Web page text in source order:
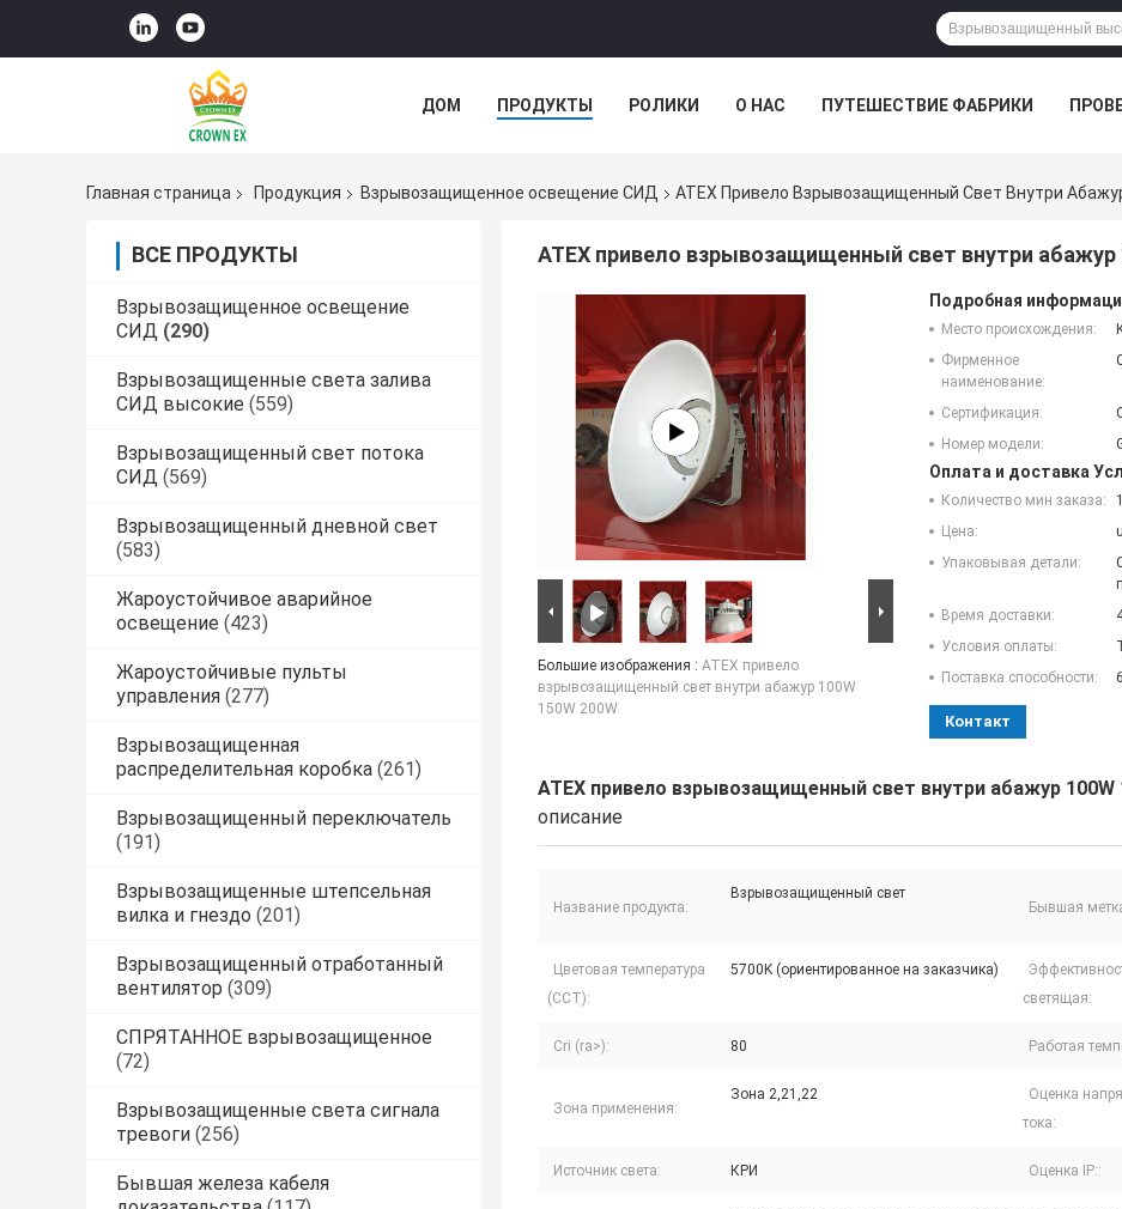
ДОМ ПРОДУКТЫ РОЛИКИ О НАС ПУТЕШЕСТВИЕ ФАБРИКИ
Главная страница
Продукция Взрывозащищенное освещение СИД ATEX Привело Взрывозащищенный Свет Внутри
ВСЕ ПРОДУКТЫ
Взрывозащищенное освещение
СИД (290)
Взрывозащищенные света залива
СИД высокие (559)
Взрывозащищенный свет потока
СИД (569)
Взрывозащищенный дневной свет
(583)
Жароустойчивое аварийное
освещение (423)
Жароустойчивые пульты
управления (277)
Взрывозащищенная
распределительная коробка (261)
Взрывозащищенный переключатель
(191)
Взрывозащищенные штепсельная
вилка и гнездо (201)
Взрывозащищенный отработанный
вентилятор (309)
СПРЯТАННОЕ взрывозащищенное
(72)
Взрывозащищенные света сигнала
тревоги (256)
Бывшая железа кабеля
ATEX привело взрывозащищенный свет внутри абажур
Большие изображения : ATEX привело
взрывозащищенный свет внутри абажур 100W
150W 200W
Подробная
Место происхождения:
Фирменное
наименование:
Сертификация:
Номер модели:
Оплата и доставка
Количество мин заказа:
Цена:
Упаковывая детали:
Время доставки:
Условия оплаты:
Поставка способности:
Контакт
ATEX привело взрывозащищенный свет внутри абажур 100W
описание
Название продукта:
Взрывозащищенный свет
Бывшая
Цветовая температура
(CCT):
5700K (ориентированное на заказчика)
светящая:
Cri (ra>): 80 Работая
Зона применения:
Зона 2,21,22
Оценка
тока:
Источник света: КРИ Оценка IP::